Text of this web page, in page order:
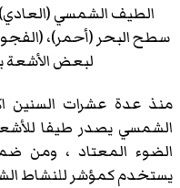
الطيف الشمسي
سطح البحر (أحمر)،
لبعض
منذ عدة عشرات السنين
الشمسي يصدر طيفا
الضوء المعتاد ، ومن
يستخدم كمؤشر للنشاط